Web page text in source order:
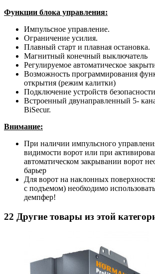
Функции блока управления:
Импульсное управление.
Ограничение усилия.
Плавный старт и плавная остановка.
Магнитный конечный выключатель
Регулируемое автоматическое
Возможность программирования
открытия (режим калитки)
Подключение устройств
Встроенный двунаправленный 5-
BiSecur.
Внимание:
При наличии импульсного
видимости ворот или при
автоматическом закрывании ворот
барьер
Для ворот на наклонных
с подъемом) необходимо
демпфер!
22 Другие товары из этой